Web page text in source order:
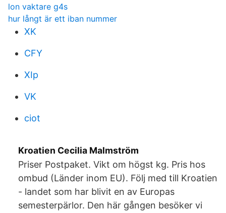
lon vaktare g4s
hur långt är ett iban nummer
XK
CFY
XIp
VK
ciot
Kroatien Cecilia Malmström
Priser Postpaket. Vikt om högst kg. Pris hos
ombud (Länder inom EU). Följ med till Kroatien
- landet som har blivit en av Europas
semesterpärlor. Den här gången besöker vi